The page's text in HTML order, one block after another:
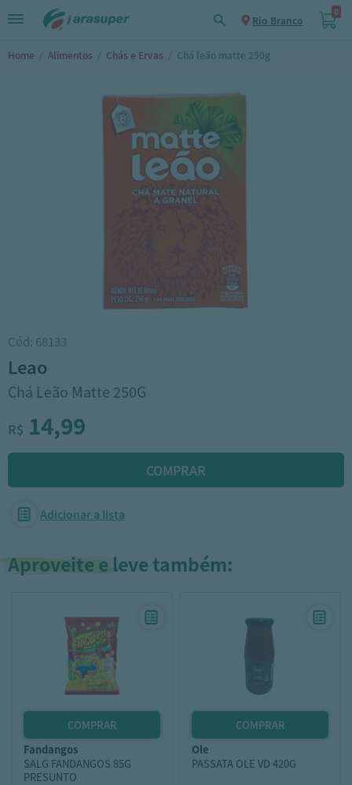
Rio Branco
0
Home / Alimentos / Chás e Ervas / Chá leão matte 250g
Cód: 68133
leao
Chá Leão Matte 250G
R$ 14,99
Adicionar a lista
Aproveite e leve também:
fandangos
SALG FANDANGOS 85G
PRESUNTO
ole
PASSATA OLE VD 420G